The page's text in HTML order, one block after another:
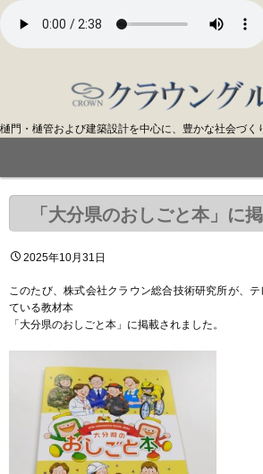
樋門・樋管および建築設計を中心に、豊かな社会づく
「大分県のおしごと本」に
2025年10月31日
このたび、株式会社クラウン総合技術研究所が、
ている教材本
「大分県のおしごと本」に掲載されました。